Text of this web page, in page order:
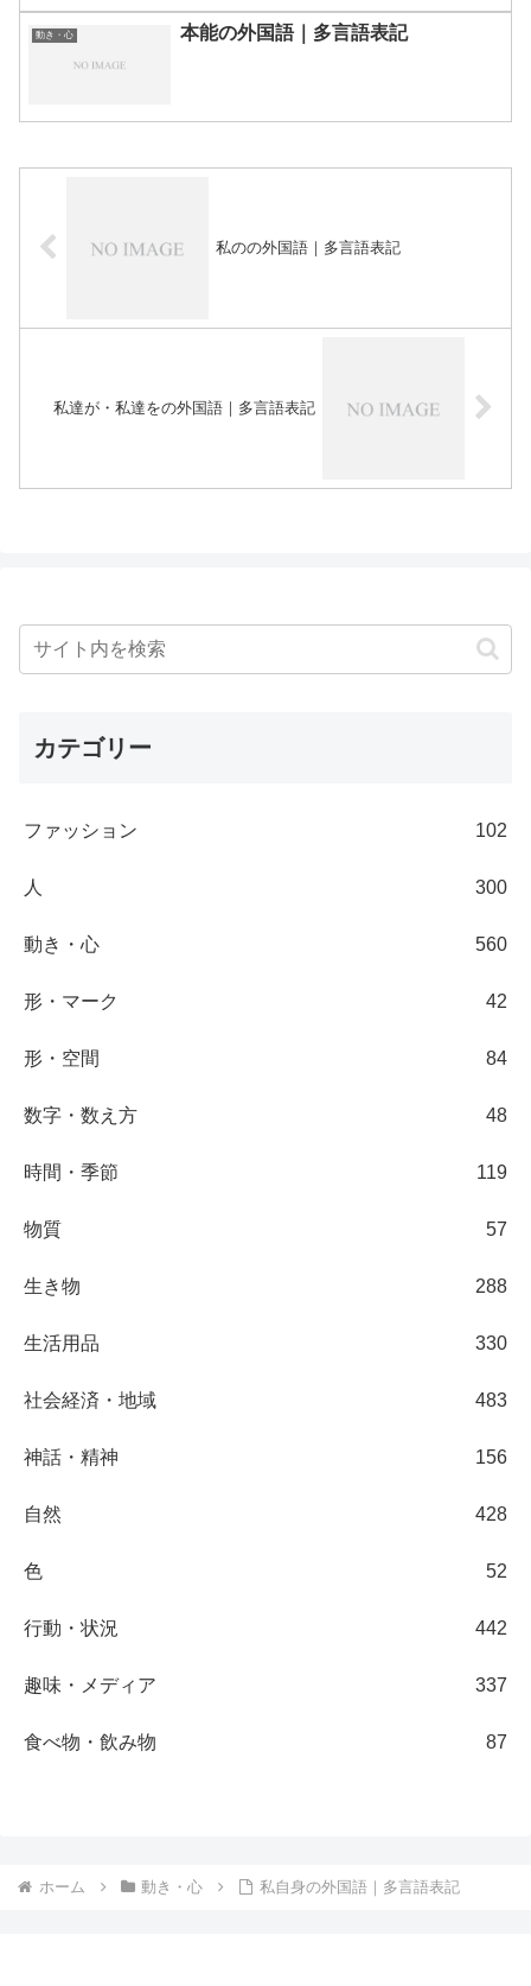
動き・心 本能の外国語｜多言語表記
私のの外国語｜多言語表記
私達が・私達をの外国語｜多言語表記
カテゴリー
ファッション 102
人 300
動き・心 560
形・マーク 42
形・空間 84
数字・数え方 48
時間・季節 119
物質 57
生き物 288
生活用品 330
社会経済・地域 483
神話・精神 156
自然 428
色 52
行動・状況 442
趣味・メディア 337
食べ物・飲み物 87
ホーム 動き・心 私自身の外国語｜多言語表記